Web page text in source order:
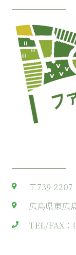
〒739-2207
広島県東広
TEL/FAX：